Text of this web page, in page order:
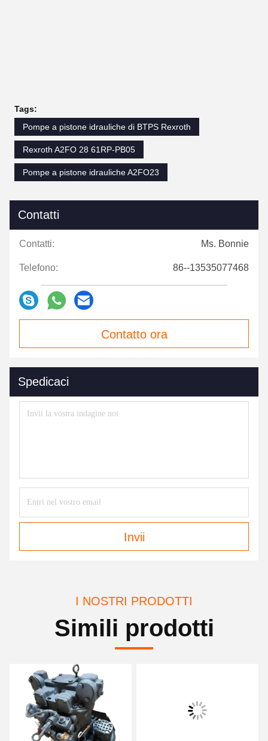
Tags:
Pompe a pistone idrauliche di BTPS Rexroth
Rexroth A2FO 28 61RP-PB05
Pompe a pistone idrauliche A2FO23
Contatti
Contatti: Ms. Bonnie
Telefono: 86--13535077468
Contatto ora
Spedicaci
Invii
I NOSTRI PRODOTTI
Simili prodotti